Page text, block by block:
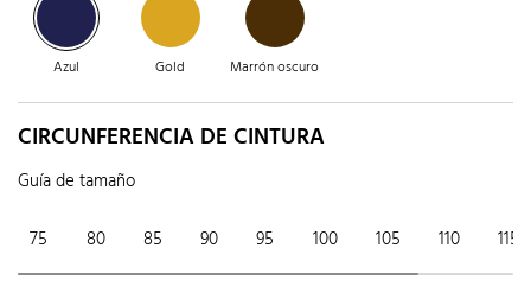
Azul Gold Marrón oscuro
CIRCUNFERENCIA DE CINTURA
Guía de tamaño
75 80 85 90 95 100 105 110 115